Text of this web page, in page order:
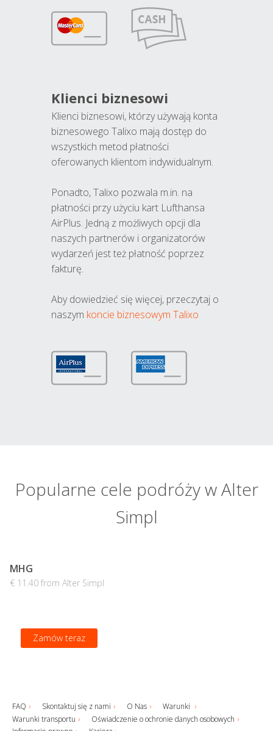
Klienci biznesowi
Klienci biznesowi, którzy używają konta
biznesowego Talixo mają dostęp do
wszystkich metod płatności
oferowanych klientom indywidualnym.
Ponadto, Talixo pozwala m.in. na
płatności przy użyciu kart Lufthansa
AirPlus. Jedną z możliwych opcji dla
naszych partnerów i organizatorów
wydarzeń jest też płatność poprzez
fakturę.
Aby dowiedzieć się więcej, przeczytaj o
naszym koncie biznesowym Talixo
Popularne cele podróży w Alter
Simpl
MHG
€ 11.40 from Alter Simpl
Zamów teraz
FAQ Skontaktuj się z nami O Nas
Warunki
Warunki transportu
Oświadczenie o ochronie danych osobowych